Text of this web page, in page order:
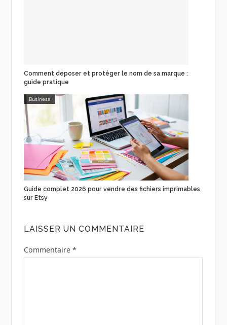
Comment déposer et protéger le nom de sa marque :
guide pratique
Business
Guide complet 2026 pour vendre des fichiers imprimables
sur Etsy
LAISSER UN COMMENTAIRE
Commentaire *